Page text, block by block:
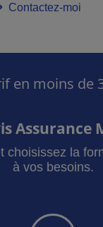
Contactez-moi
en moins de
Assurance
choisissez la
à vos besoins.